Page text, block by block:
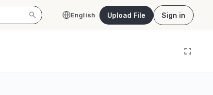
English Upload File Sign in